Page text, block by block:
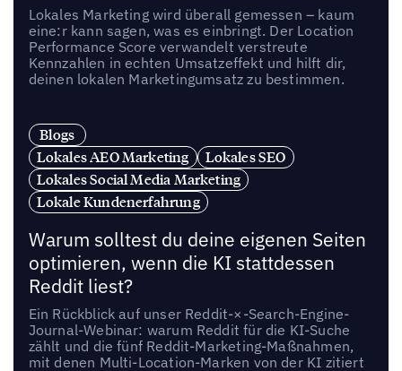
Lokales Marketing wird überall gemessen – kaum
eine:r kann sagen, was es einbringt. Der Location
Performance Score verwandelt verstreute
Kennzahlen in echten Umsatzeffekt und hilft dir,
deinen lokalen Marketingumsatz zu bestimmen.
Blogs
Lokales AEO Marketing
Lokales SEO
Lokales Social Media Marketing
Lokale Kundenerfahrung
Warum solltest du deine eigenen Seiten
optimieren, wenn die KI stattdessen
Reddit liest?
Ein Rückblick auf unser Reddit-×-Search-Engine-
Journal-Webinar: warum Reddit für die KI-Suche
zählt und die fünf Reddit-Marketing-Maßnahmen,
mit denen Multi-Location-Marken von der KI zitiert